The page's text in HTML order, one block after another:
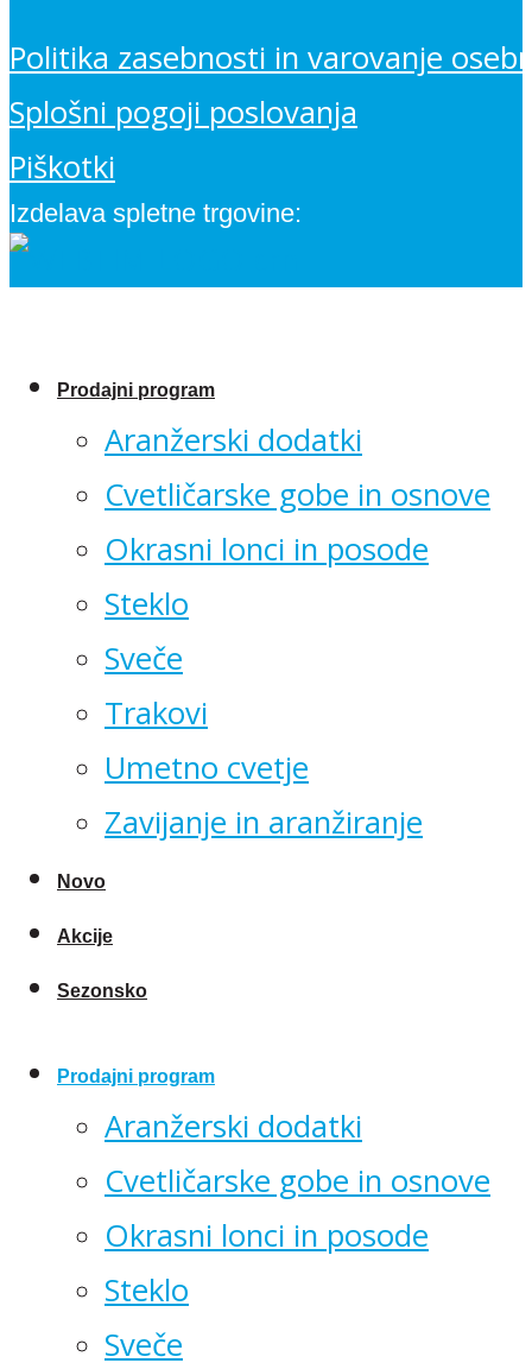
Politika zasebnosti in varovanje
Splošni pogoji poslovanja
Piškotki
Izdelava spletne trgovine:
Prodajni program
Aranžerski dodatki
Cvetličarske gobe in osnove
Okrasni lonci in posode
Steklo
Sveče
Trakovi
Umetno cvetje
Zavijanje in aranžiranje
Novo
Akcije
Sezonsko
Prodajni program
Aranžerski dodatki
Cvetličarske gobe in osnove
Okrasni lonci in posode
Steklo
Sveče